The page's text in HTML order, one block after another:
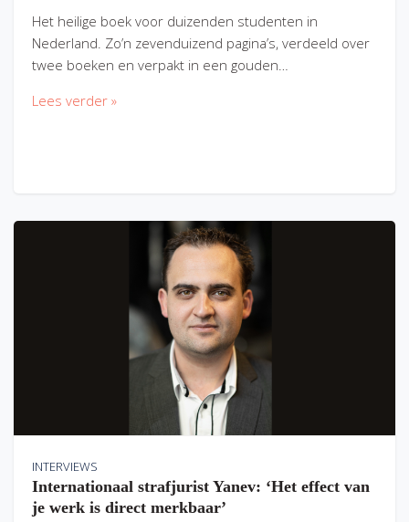
Het heilige boek voor duizenden studenten in
Nederland. Zo’n zevenduizend pagina’s, verdeeld over
twee boeken en verpakt in een gouden…
Lees verder »
INTERVIEWS
Internationaal strafjurist Yanev: ‘Het effect van
je werk is direct merkbaar’